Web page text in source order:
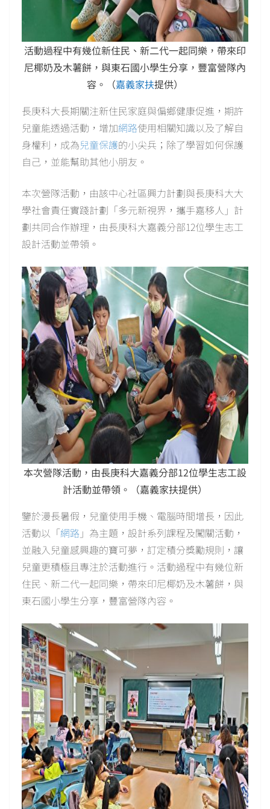
活動過程中有幾位新住民、新二代一起同樂，帶來印
尼椰奶及木薯餅，與東石國小學生分享，豐富營隊內
容。（嘉義家扶提供）
長庚科大長期關注新住民家庭與偏鄉健康促進，期許
兒童能透過活動，增加網路使用相關知識以及了解自
身權利，成為兒童保護的小尖兵；除了學習如何保護
自己，並能幫助其他小朋友。
本次營隊活動，由該中心社區興力計劃與長庚科大大
學社會責任實踐計劃「多元新視界，攜手嘉移人」計
劃共同合作辦理，由長庚科大嘉義分部12位學生志工
設計活動並帶領。
本次營隊活動，由長庚科大嘉義分部12位學生志工設
計活動並帶領。（嘉義家扶提供）
鑒於漫長暑假，兒童使用手機、電腦時間增長，因此
活動以「網路 」為主題，設計系列課程及闖關活動，
並融入兒童感興趣的寶可夢，訂定積分獎勵規則，讓
兒童更積極且專注於活動進行。活動過程中有幾位新
住民、新二代一起同樂，帶來印尼椰奶及木薯餅，與
東石國小學生分享，豐富營隊內容。